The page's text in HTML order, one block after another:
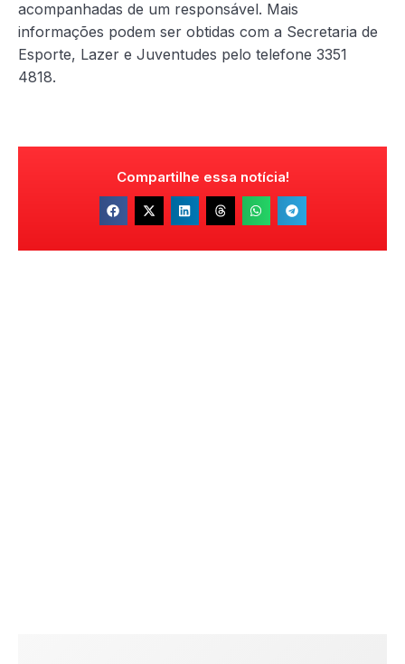
acompanhadas de um responsável. Mais
informações podem ser obtidas com a Secretaria de
Esporte, Lazer e Juventudes pelo telefone 3351
4818.
Compartilhe essa notícia!